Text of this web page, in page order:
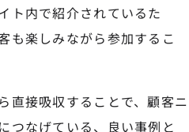
ト内で紹介されているた
も楽しみながら参加するこ
直接吸収することで、顧客ニ
つなげている、良い事例と